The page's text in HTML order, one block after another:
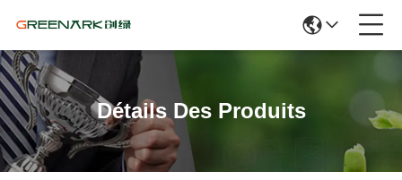
Détails Des Produits